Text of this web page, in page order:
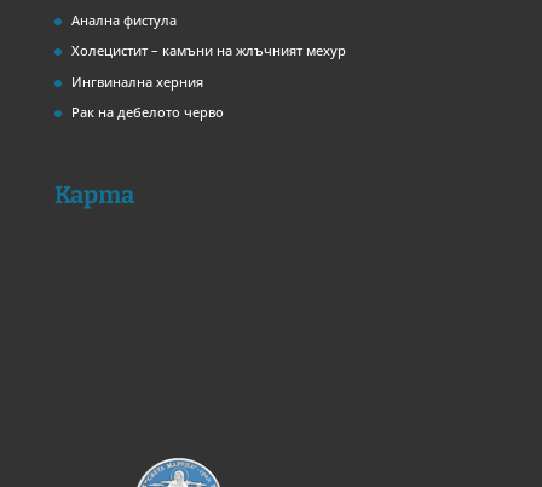
Анална фистула
Холецистит – камъни на жлъчният мехур
Ингвинална херния
Рак на дебелото черво
Карта